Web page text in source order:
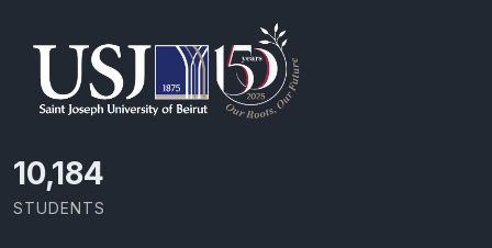
11,418
STUDENTS